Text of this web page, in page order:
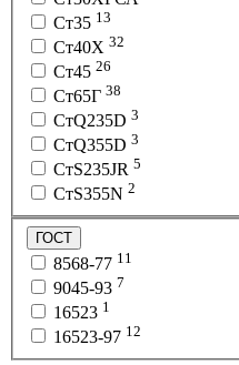
Ст35 13
Ст40Х 32
Ст45 26
Ст65Г 38
СтQ235D 3
СтQ355D 3
СтS235JR 5
СтS355N 2
ГОСТ
8568-77 11
9045-93 7
16523 1
16523-97 12